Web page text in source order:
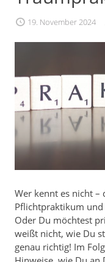
19. November 2024
Wer kennt es nicht –
Pflichtpraktikum
Oder Du möchtest
weißt nicht, wie Du
genau richtig! Im